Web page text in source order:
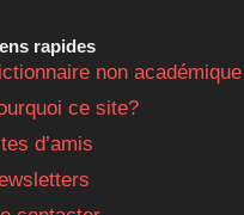
rapides
non académique
ce site?
d’amis